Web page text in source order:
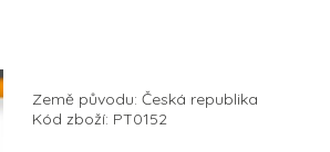
Země původu: Česká republika
Kód zboží: PT0152